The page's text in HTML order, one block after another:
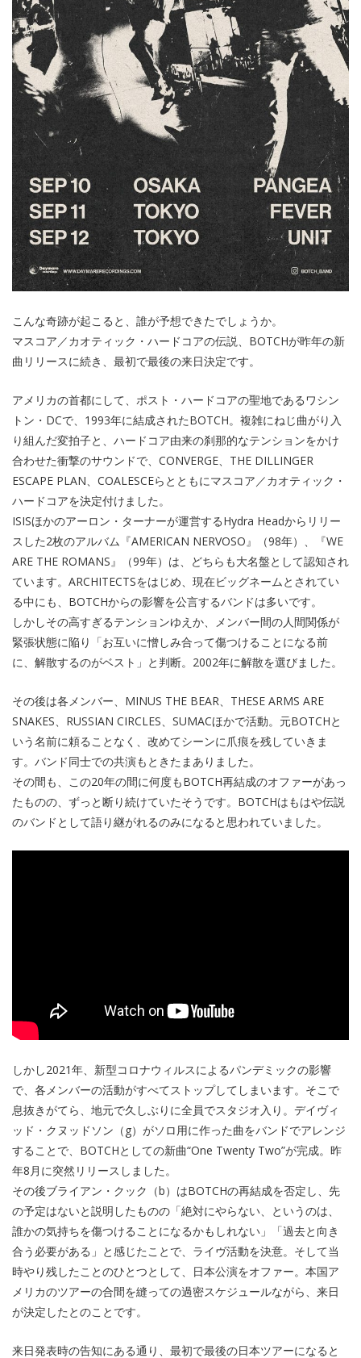
こんな奇跡が起こると、誰が予想できたでしょうか。
マスコア／カオティック・ハードコアの伝説、BOTCHが昨年の新
曲リリースに続き、最初で最後の来日決定です。
アメリカの首都にして、ポスト・ハードコアの聖地であるワシン
トン・DCで、1993年に結成されたBOTCH。複雑にねじ曲がり入
り組んだ変拍子と、ハードコア由来の刹那的なテンションをかけ
合わせた衝撃のサウンドで、CONVERGE、THE DILLINGER
ESCAPE PLAN、COALESCEらとともにマスコア／カオティック・
ハードコアを決定付けました。
ISISほかのアーロン・ターナーが運営するHydra Headからリリー
スした2枚のアルバム『AMERICAN NERVOSO』（98年）、『WE
ARE THE ROMANS』（99年）は、どちらも大名盤として認知され
ています。ARCHITECTSをはじめ、現在ビッグネームとされてい
る中にも、BOTCHからの影響を公言するバンドは多いです。
しかしその高すぎるテンションゆえか、メンバー間の人間関係が
緊張状態に陥り「お互いに憎しみ合って傷つけることになる前
に、解散するのがベスト」と判断。2002年に解散を選びました。
その後は各メンバー、MINUS THE BEAR、THESE ARMS ARE
SNAKES、RUSSIAN CIRCLES、SUMACほかで活動。元BOTCHと
いう名前に頼ることなく、改めてシーンに爪痕を残していきま
す。バンド同士での共演もときたまありました。
その間も、この20年の間に何度もBOTCH再結成のオファーがあっ
たものの、ずっと断り続けていたそうです。BOTCHはもはや伝説
のバンドとして語り継がれるのみになると思われていました。
しかし2021年、新型コロナウィルスによるパンデミックの影響
で、各メンバーの活動がすべてストップしてしまいます。そこで
息抜きがてら、地元で久しぶりに全員でスタジオ入り。デイヴィ
ッド・クヌッドソン（g）がソロ用に作った曲をバンドでアレンジ
することで、BOTCHとしての新曲“One Twenty Two”が完成。昨
年8月に突然リリースしました。
その後ブライアン・クック（b）はBOTCHの再結成を否定し、先
の予定はないと説明したものの「絶対にやらない、というのは、
誰かの気持ちを傷つけることになるかもしれない」「過去と向き
合う必要がある」と感じたことで、ライヴ活動を決意。そして当
時やり残したことのひとつとして、日本公演をオファー。本国ア
メリカのツアーの合間を縫っての過密スケジュールながら、来日
が決定したとのことです。
来日発表時の告知にある通り、最初で最後の日本ツアーになると